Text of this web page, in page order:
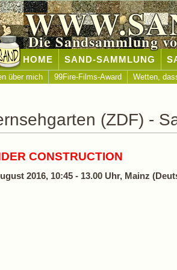
Die Sandsammlung
SAND-SAMMLUNG
über mich 99Fire-Films-Award Wetten,
(ZDF) -
CONSTRUCTION
2016, 10:45 - 13.00 Uhr, Mainz